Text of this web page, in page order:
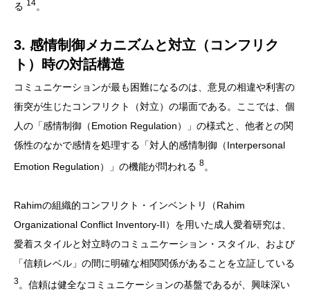
る 14。
3. 感情制御メカニズムと対立（コンフリク
ト）時の対話構造
コミュニケーションが最も困難になるのは、意見の相違や利害の
衝突が生じたコンフリクト（対立）の場面である。ここでは、個
人の「感情制御（Emotion Regulation）」の様式と、他者との関
係性のなかで感情を処理する「対人的感情制御（Interpersonal
Emotion Regulation）」の機能が問われる 8。
Rahimの組織的コンフリクト・インベントリ（Rahim
Organizational Conflict Inventory-II）を用いた成人愛着研究は、
愛着スタイルと対立時のコミュニケーション・スタイル、および
「信頼レベル」の間に明確な相関関係があることを立証している
3。信頼は健全なコミュニケーションの基盤であるが、興味深い